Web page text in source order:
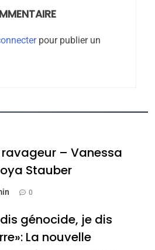
pour publier un
ravageur – Vanessa
Stauber
0
génocide, je dis
La nouvelle
JUDAÏTE par Thérèse
JUDAISME
le miel de Tadla
consacrés produits
terroir
MAROC
ravageur – Vanessa
De Loya Stauber